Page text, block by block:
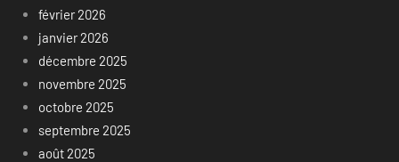
février 2026
janvier 2026
décembre 2025
novembre 2025
octobre 2025
septembre 2025
août 2025